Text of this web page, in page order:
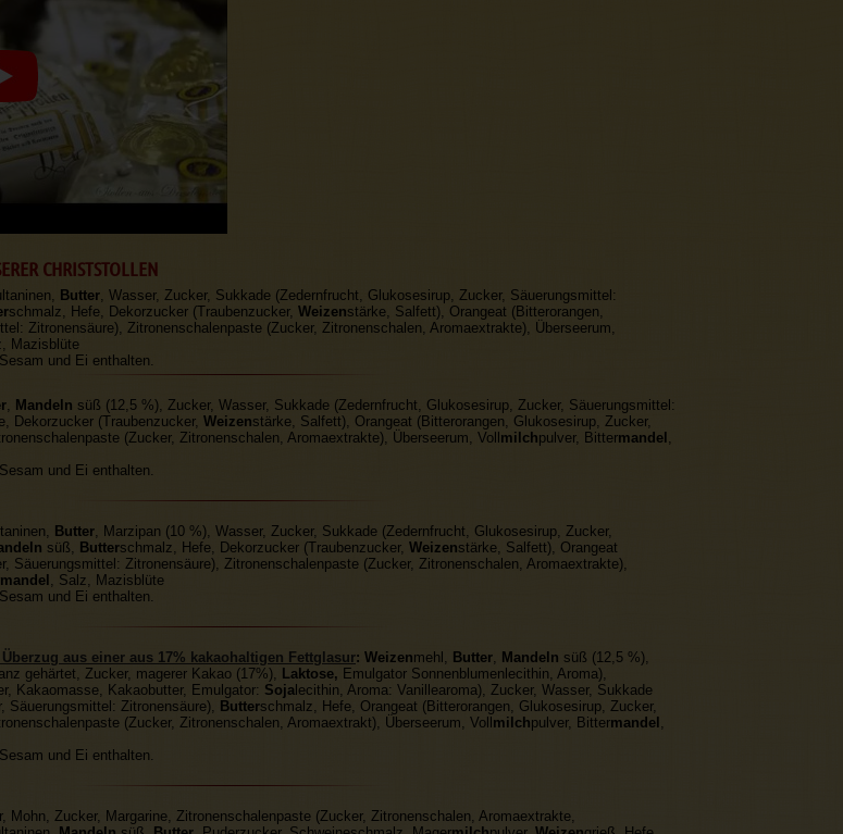
CHRISTSTOLLEN
Butter, Wasser, Zucker, Sukkade (Zedernfrucht, Glukosesirup, Zucker, Säuerungsmittel:
schmalz, Hefe, Dekorzucker (Traubenzucker, Weizenstärke, Salfett), Orangeat (Bitterorangen,
Zitronensäure), Zitronenschalenpaste (Zucker, Zitronenschalen, Aromaextrakte), Überseerum,
Mazisblüte
und Ei enthalten.
, Mandeln süß (12,5 %), Zucker, Wasser, Sukkade (Zedernfrucht, Glukosesirup, Zucker, Säuerungsmittel:
Dekorzucker (Traubenzucker, Weizenstärke, Salfett), Orangeat (Bitterorangen, Glukosesirup, Zucker,
(Zucker, Zitronenschalen, Aromaextrakte), Überseerum, Voll milchpulver, Bittermandel ,
und Ei enthalten.
Butter, Marzipan (10 %), Wasser, Zucker, Sukkade (Zedernfrucht, Glukosesirup, Zucker,
süß, Butterschmalz, Hefe, Dekorzucker (Traubenzucker, Weizenstärke, Salfett), Orangeat
Säuerungsmittel: Zitronensäure), Zitronenschalenpaste (Zucker, Zitronenschalen, Aromaextrakte),
mandel , Salz, Mazisblüte
und Ei enthalten.
aus einer aus 17% kakaohaltigen Fettglasur: Weizenmehl, Butter, Mandeln süß (12,5 %),
gehärtet, Zucker, magerer Kakao (17%),
Laktose, Emulgator Sonnenblumenlecithin, Aroma),
Kakaomasse, Kakaobutter, Emulgator: Soja lecithin, Aroma: Vanillearoma), Zucker, Wasser, Sukkade
Säuerungsmittel: Zitronensäure), Butterschmalz, Hefe, Orangeat (Bitterorangen, Glukosesirup, Zucker,
(Zucker, Zitronenschalen, Aromaextrakt), Überseerum, Voll milchpulver, Bittermandel ,
und Ei enthalten.
Mohn, Zucker, Margarine, Zitronenschalenpaste (Zucker, Zitronenschalen, Aromaextrakte,